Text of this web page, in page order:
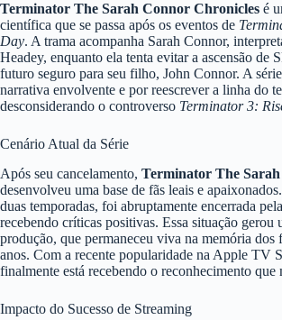
Terminator The Sarah Connor Chronicles é
científica que se passa após os eventos de
Day. A trama acompanha Sarah Connor,
Headey, enquanto ela tenta evitar a ascensão de
futuro seguro para seu filho, John Connor. A
narrativa envolvente e por reescrever a linha do
desconsiderando o controverso Terminator 3:
Cenário Atual da Série
Após seu cancelamento, Terminator The
desenvolveu uma base de fãs leais e
duas temporadas, foi abruptamente encerrada
recebendo críticas positivas. Essa situação gerou
produção, que permaneceu viva na memória dos
anos. Com a recente popularidade na Apple TV
finalmente está recebendo o reconhecimento que
Impacto do Sucesso de Streaming